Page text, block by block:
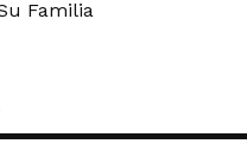
Familia